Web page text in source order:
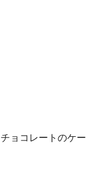
ョコレートのケー